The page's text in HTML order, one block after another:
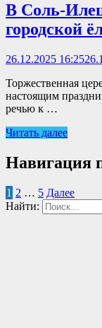
В Соль-
городской
26.12.2025 16:25
Торжественная
настоящим
речью к …
Читать далее
Навигация
1 2 … 5 Далее
Найти: